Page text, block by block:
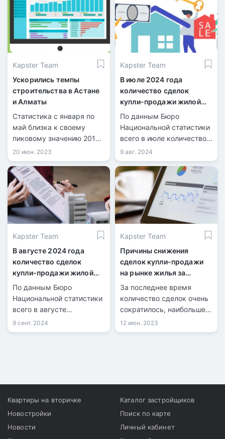
ограничение на
финансовое обеспечение
в размере 100 млрд тенге
в год, что составляет 25
млрд тенге
ежеквартально.
больше, чем годом ранее.
Kapster Team
Ускорились темпы
строительства в Астане
и Алматы
Статистика с января по
май близка к своему
пиковому значению 2017
года.
20 июн. 2023
Kapster Team
В июле 2024 года
количество сделок
купли-продажи жилой
недвижимости
увеличилось на 21,7%
По данным Бюро
Национальной статистики
всего в июле количество
зарегистрированных
сделок купли-продажи
жилья составило 40 099,
из них 9 126 по
индивидуальным домам и
30 973 по квартирам в
многоквартирных домах.
9 авг. 2024
Kapster Team
В августе 2024 года
количество сделок
купли-продажи жилой
недвижимости
увеличилось на 1,8%
По данным Бюро
Национальной статистики
всего в августе
количество
зарегистрированных
31 851 по квартирам в
многоквартирных домах.
9 сент. 2024
Kapster Team
Причины снижения
сделок купли-продажи
на рынке жилья за
последний месяц
За последнее время
количество сделок очень
сократилось, наибольшее
снижение заметили в
Алматы и Астане. Первое
12 июн. 2023
Квартиры на вторичке
Новостройки
Новости
Каталог застройщиков
Поиск по карте
Личный кабинет